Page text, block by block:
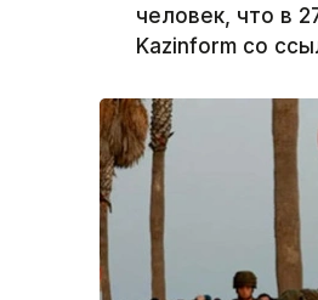
человек, что в
Kazinform со